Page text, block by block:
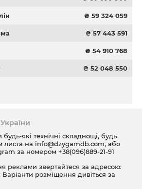
₴ 59 324 059
₴ 57 443 591
₴ 54 910 768
₴ 52 048 550
які технічні складнощі, будь
листа на info@dzygamdb.com, або
за номером +38(096)889-21-91
реклами звертайтеся за адресою:
Варіанти розміщення дивіться за